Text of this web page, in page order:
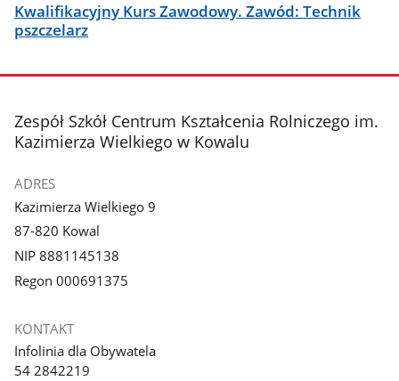
Kwalifikacyjny Kurs Zawodowy. Zawód: Technik
pszczelarz
stopka
Zespół Szkół Centrum Kształcenia Rolniczego im.
Kazimierza Wielkiego w Kowalu
ADRES
Kazimierza Wielkiego 9
87-820 Kowal
NIP 8881145138
Regon 000691375
KONTAKT
Infolinia dla Obywatela
54 2842219